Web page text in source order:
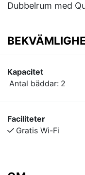
Dubbelrum med
Kapacitet
Antal bäddar: 2
Faciliteter
Gratis Wi-Fi